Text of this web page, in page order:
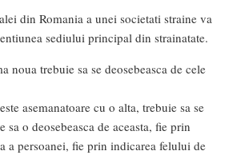
din Romania a unei societati straine va
sediului principal din strainatate.
noua trebuie sa se deosebeasca de cele
asemanatoare cu o alta, trebuie sa se
sa o deosebeasca de aceasta, fie prin
a persoanei, fie prin indicarea felului de